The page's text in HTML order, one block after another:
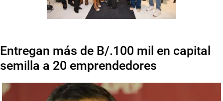
Entregan más de B/.100 mil en capital
semilla a 20 emprendedores